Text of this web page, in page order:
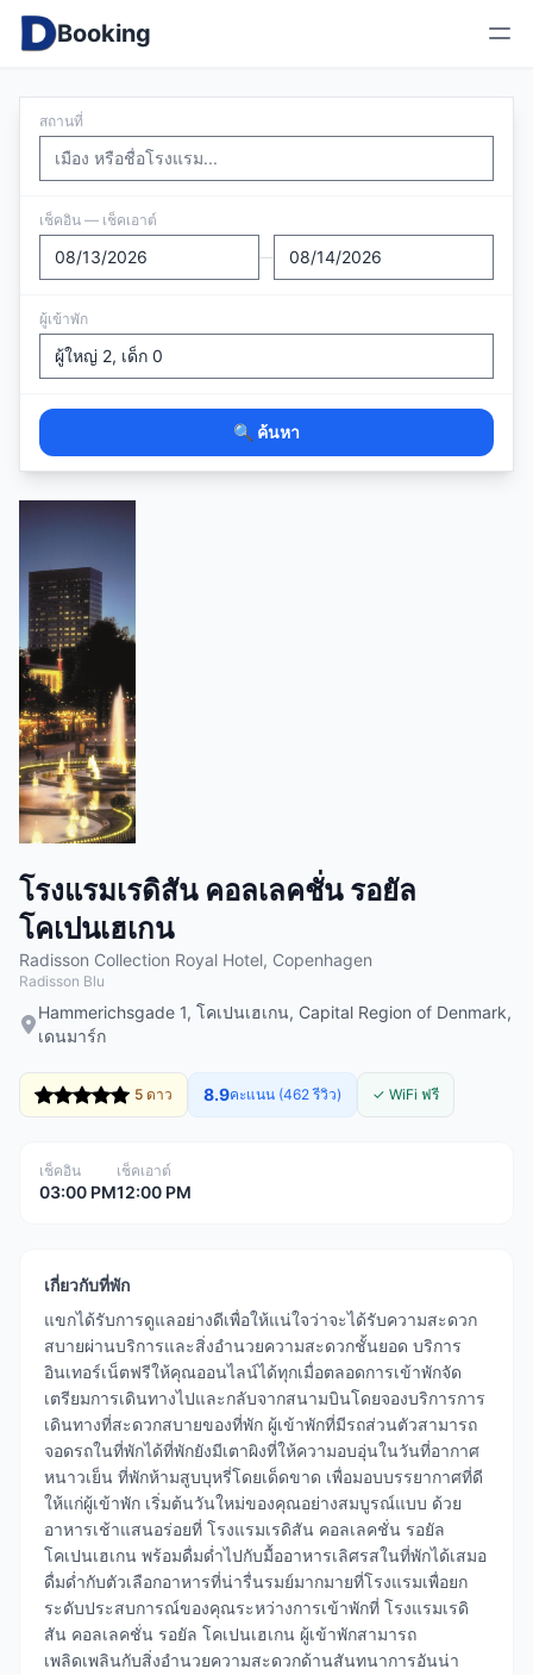
Booking
สถานที่
เช็คอิน — เช็คเอาต์
—
ผู้เข้าพัก
🔍 ค้นหา
โรงแรมเรดิสัน คอลเลคชั่น รอยัล
โคเปนเฮเกน
Radisson Collection Royal Hotel, Copenhagen
Radisson Blu
Hammerichsgade 1, โคเปนเฮเกน, Capital Region of Denmark,
เดนมาร์ก
5 ดาว 8.9คะแนน (462 รีวิว) ✓ WiFi ฟรี
เช็คอิน
03:00 PM
เช็คเอาต์
12:00 PM
เกี่ยวกับที่พัก
แขกได้รับการดูแลอย่างดีเพื่อให้แน่ใจว่าจะได้รับความสะดวก
สบายผ่านบริการและสิ่งอำนวยความสะดวกชั้นยอด บริการ
อินเทอร์เน็ตฟรีให้คุณออนไลน์ได้ทุกเมื่อตลอดการเข้าพักจัด
เตรียมการเดินทางไปและกลับจากสนามบินโดยจองบริการการ
เดินทางที่สะดวกสบายของที่พัก ผู้เข้าพักที่มีรถส่วนตัวสามารถ
จอดรถในที่พักได้ที่พักยังมีเตาผิงที่ให้ความอบอุ่นในวันที่อากาศ
หนาวเย็น ที่พักห้ามสูบบุหรี่โดยเด็ดขาด เพื่อมอบบรรยากาศที่ดี
ให้แก่ผู้เข้าพัก เริ่มต้นวันใหม่ของคุณอย่างสมบูรณ์แบบ ด้วย
อาหารเช้าแสนอร่อยที่ โรงแรมเรดิสัน คอลเลคชั่น รอยัล
โคเปนเฮเกน พร้อมดื่มด่ำไปกับมื้ออาหารเลิศรสในที่พักได้เสมอ
ดื่มด่ำกับตัวเลือกอาหารที่น่ารื่นรมย์มากมายที่โรงแรมเพื่อยก
ระดับประสบการณ์ของคุณระหว่างการเข้าพักที่ โรงแรมเรดิ
สัน คอลเลคชั่น รอยัล โคเปนเฮเกน ผู้เข้าพักสามารถ
เพลิดเพลินกับสิ่งอำนวยความสะดวกด้านสันทนาการอันน่า